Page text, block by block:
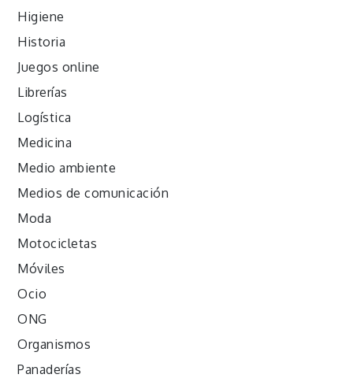
Higiene
Historia
Juegos online
Librerías
Logística
Medicina
Medio ambiente
Medios de comunicación
Moda
Motocicletas
Móviles
Ocio
ONG
Organismos
Panaderías